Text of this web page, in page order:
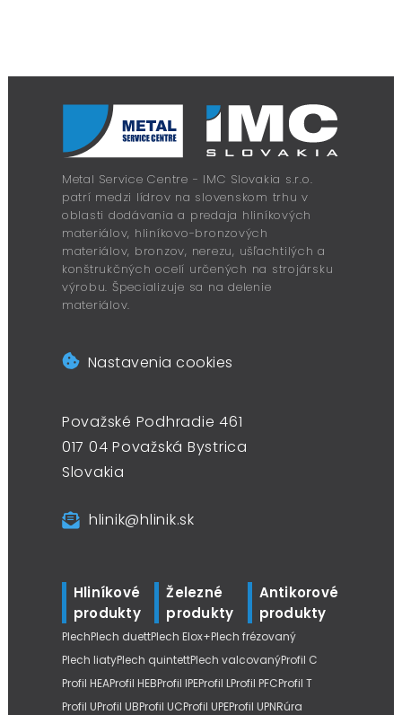
Metal Service Centre - IMC Slovakia s.r.o.
patrí medzi lídrov na slovenskom trhu v
oblasti dodávania a predaja hliníkových
materiálov, hliníkovo-bronzových
materiálov, bronzov, nerezu, ušľachtilých a
konštrukčných ocelí určených na strojársku
výrobu. Špecializuje sa na delenie
materiálov.
Nastavenia cookies
Považské Podhradie 461
017 04 Považská Bystrica
Slovakia
hlinik@hlinik.sk
Hliníkové
produkty
Železné
produkty
Antikorové
produkty
PlechPlech duettPlech Elox+Plech frézovaný
Plech liatyPlech quintettPlech valcovanýProfil C
Profil HEAProfil HEBProfil IPEProfil LProfil PFCProfil T
Profil UProfil UBProfil UCProfil UPEProfil UPNRúra